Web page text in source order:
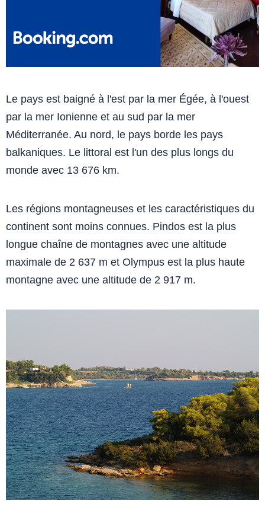
Le pays est baigné à l'est par la mer Égée, à l'ouest
par la mer Ionienne et au sud par la mer
Méditerranée. Au nord, le pays borde les pays
balkaniques. Le littoral est l'un des plus longs du
monde avec 13 676 km.
Les régions montagneuses et les caractéristiques du
continent sont moins connues. Pindos est la plus
longue chaîne de montagnes avec une altitude
maximale de 2 637 m et Olympus est la plus haute
montagne avec une altitude de 2 917 m.